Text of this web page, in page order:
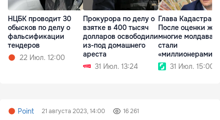
НЦБК проводит 30
обысков по делу о
фальсификации
тендеров
22 Июл. 12:00
Прокурора по делу о
взятке в 400 тысяч
долларов освободили
из-под домашнего
ареста
31 Июл. 13:24
Глава Кадастра:
После оценки
многие
стали
«миллионерами»
бумаге31 Июл. 15:00
Point 21 августа 2023, 14:00 16 261